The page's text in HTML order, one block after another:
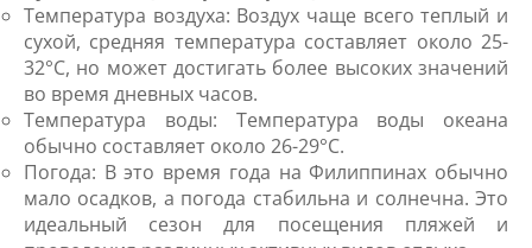
Температура воздуха: Воздух чаще всего теплый и
сухой, средняя температура составляет около 25-
32°C, но может достигать более высоких значений
во время дневных часов.
Температура воды: Температура воды океана
обычно составляет около 26-29°C.
Погода: В это время года на Филиппинах обычно
мало осадков, а погода стабильна и солнечна. Это
идеальный сезон для посещения пляжей и